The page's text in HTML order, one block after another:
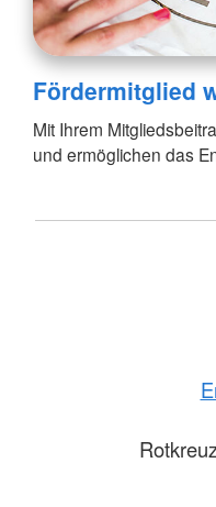
Fördermitglied
Mit Ihrem
und ermöglichen das